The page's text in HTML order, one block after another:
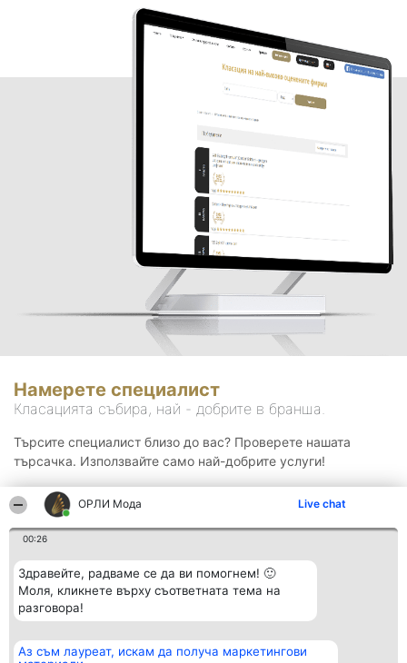
ОРЛИ Мода Live chat
00:26
Здравейте, радваме се да ви помогнем! 🙂
Моля, кликнете върху съответната тема на
разговора!
Аз съм лауреат, искам да получа маркетингови
Намерете специалист
Класацията събира, най - добрите в бранша.
Търсите специалист близо до вас? Проверете нашата
търсачка. Използвайте само най-добрите услуги!
Организатор на
Класация Контакти